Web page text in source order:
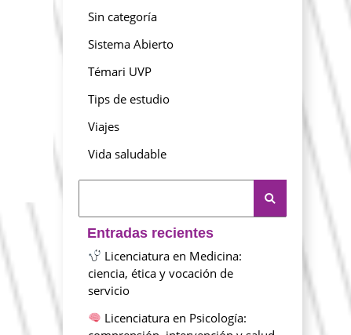
Sin categoría
Sistema Abierto
Témari UVP
Tips de estudio
Viajes
Vida saludable
Entradas recientes
Licenciatura en Medicina:
ciencia, ética y vocación de
servicio
Licenciatura en Psicología: